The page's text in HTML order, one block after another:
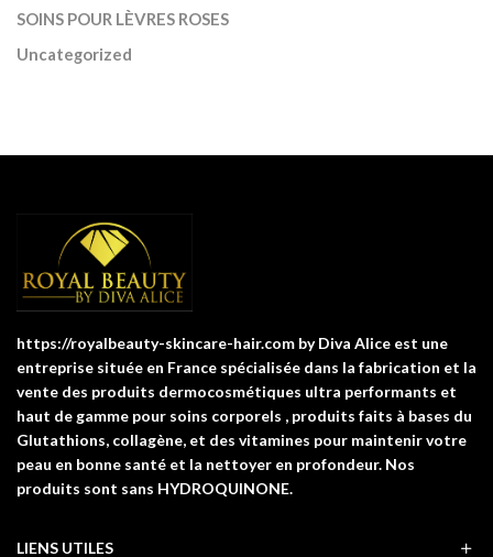
SOINS POUR LÈVRES ROSES
Uncategorized
https://royalbeauty-skincare-hair.com by Diva Alice est une
entreprise située en France spécialisée dans la fabrication et la
vente des produits dermocosmétiques ultra performants et
haut de gamme pour soins corporels , produits faits à bases du
Glutathions, collagène, et des vitamines pour maintenir votre
peau en bonne santé et la nettoyer en profondeur. Nos
produits sont sans HYDROQUINONE.
LIENS UTILES